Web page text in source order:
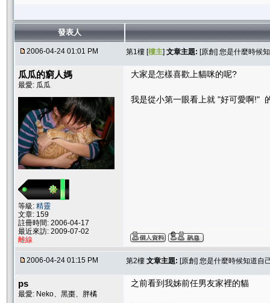
發表人
2006-04-24 01:01 PM 第1樓 [樓主] 文章主題: [原創] 您是什麼時候
瓜瓜的窮人媽
最愛: 瓜瓜
等級: 精靈
文章: 159
註冊時間: 2006-04-17
最近來訪: 2009-07-02
離線
大家是怎樣喜歡上貓咪的呢?
我是從小第一眼看上就 "好可愛啊!"
2006-04-24 01:15 PM 第2樓 文章主題: [原創] 您是什麼時候知道自
ps
最愛: Neko、黑棗、胖橘
之前看到我姊前任男友家裡的貓